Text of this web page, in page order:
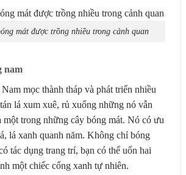
mát được trồng nhiều trong cảnh quan
nam
mọc thành tháp và phát triển nhiều
lá xum xuê, rủ xuống những nó vẫn
một trong những cây bóng mát. Nó có ưu
lá xanh quanh năm. Không chỉ bóng
tác dụng trang trí, bạn có thể uốn hai
một chiếc cổng xanh tự nhiên.